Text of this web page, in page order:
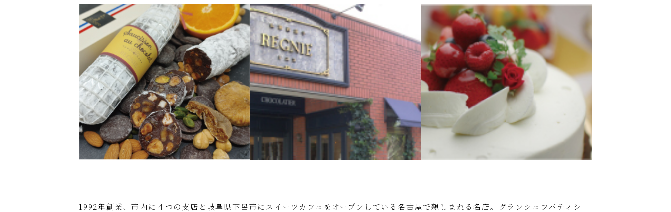
1992年創業、市内に４つの支店と岐阜県下呂市にスイーツカフェをオープンしている名古屋で親しまれる名店。グランシェフパティシ